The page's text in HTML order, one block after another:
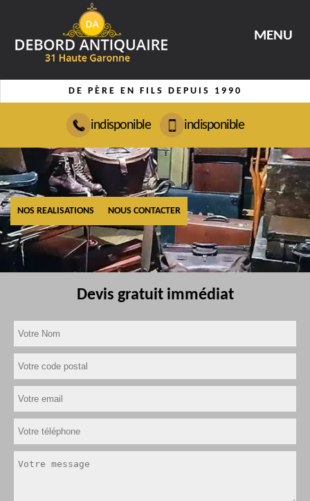
MENU
DE PÈRE EN FILS DEPUIS 1990
indisponible indisponible
NOS REALISATIONS NOUS CONTACTER
Devis gratuit immédiat